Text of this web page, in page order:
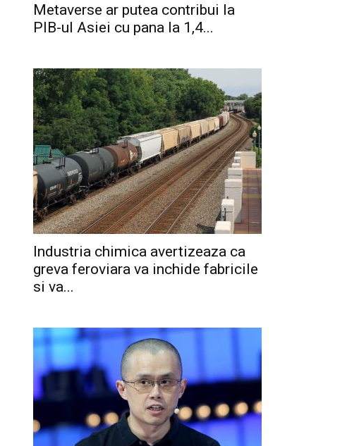
Metaverse ar putea contribui la
PIB-ul Asiei cu pana la 1,4...
Industria chimica avertizeaza ca
greva feroviara va inchide fabricile
si va...